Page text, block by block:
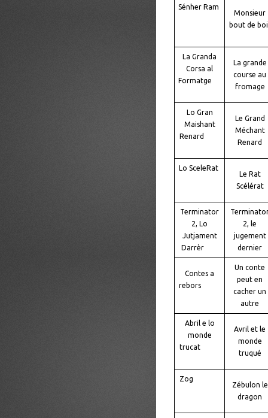
Sénher Ram
Monsieur
bout de
La Granda
Corsa al
Formatge
La grande
course au
fromage
Lo Gran
Maishant
Renard
Le Grand
Méchant
Renard
Lo SceleRat
Le Rat
Scélérat
Terminator
2, Lo
Jutjament
Darrèr
2, le
jugement
dernier
Contes a
rebors
Un conte
peut en
cacher un
autre
Abril e lo
monde
trucat
Avril et le
monde
truqué
Zog
Zébulon le
dragon